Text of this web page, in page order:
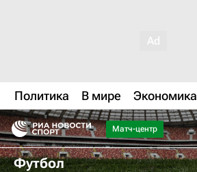
Политика В мире Экономика
Матч-центр
Футбол